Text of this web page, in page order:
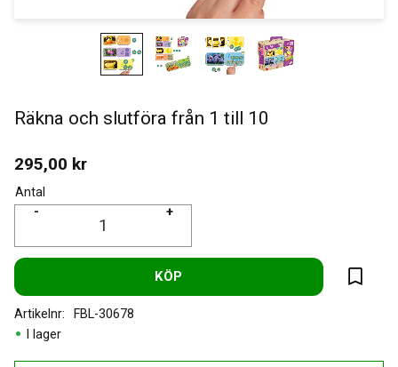
Räkna och slutföra från 1 till 10
295,00 kr
Antal
+
-
KÖP
Lägg
I lager
Artikelnr FBL-30678